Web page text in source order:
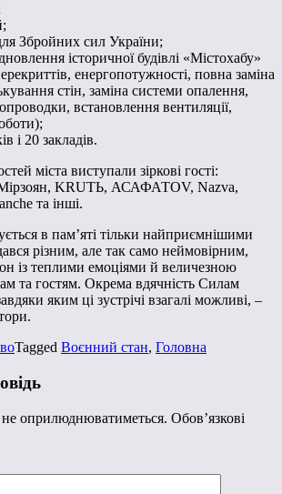
Збройних сил України;
історичної будівлі «Містохабу»
енергопотужності, повна заміна
стін, заміна системи опалення,
встановлення вентиляції,
);
і 20 закладів.
міста виступали зіркові гості:
KRUTЬ, АСАФАТОV, Nazva,
та інші.
в памʼяті тільки найприємнішими
різним, але так само неймовірним,
із теплими емоціями й величезною
та гостям. Окрема вдячність Силам
яким ці зустрічі взагалі можливі, –
Tagged Воєнний стан, Головна
оприлюднюватиметься. Обов’язкові